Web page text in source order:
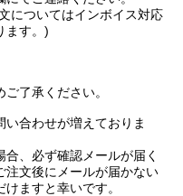
についてはインボイス対応
ます。)
了承ください。
い合わせが増えておりま
、必ず確認メールが届く
注文後にメールが届かない
ますと幸いです。